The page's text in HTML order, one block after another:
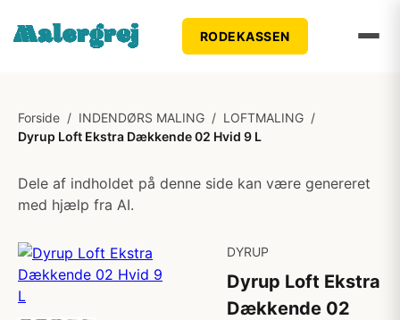
RODEKASSEN
Forside / INDENDØRS MALING / LOFTMALING /
Dyrup Loft Ekstra Dækkende 02 Hvid 9 L
Dele af indholdet på denne side kan være genereret
med hjælp fra AI.
DYRUP
Dyrup Loft Ekstra
Dækkende 02